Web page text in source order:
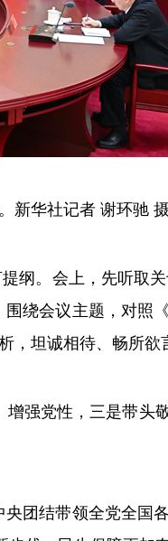
新华社记者 谢环驰
。会上，先听取
绕会议主题，对照
坦诚相待、畅所欲
强党性，三是带头
团结带领全党全国